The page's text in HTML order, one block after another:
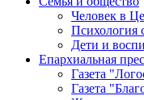
Человек в
Психология
Дети и
Епархиальная
Газета
Газета